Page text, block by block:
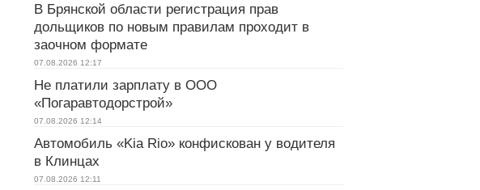
В Брянской области регистрация прав
дольщиков по новым правилам проходит в
заочном формате
07.08.2026 12:17
Не платили зарплату в ООО
«Погаравтодорстрой»
07.08.2026 12:14
Автомобиль «Kia Rio» конфискован у водителя
в Клинцах
07.08.2026 12:11